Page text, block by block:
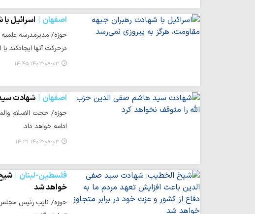
اصفهان اسرائیل
حوزه/ مدیرمدرسه
درحرکت آنها ایجادکند
۱۴۰۳-۰۸-۰۳ ۱۴:۴۵
اصفهان شهادت
حوزه/ حجت الاسلام
ادامه خواهد داد.
۱۴۰۳-۰۸-۰۳ ۱۴:۳۱
فلسطین-لبنان
خواهد شد
حوزه/ نایب رئیس مجلس